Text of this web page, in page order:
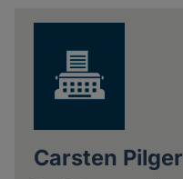
Carsten Pilger